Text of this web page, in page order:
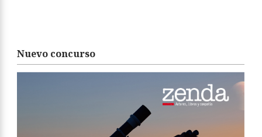
Nuevo concurso